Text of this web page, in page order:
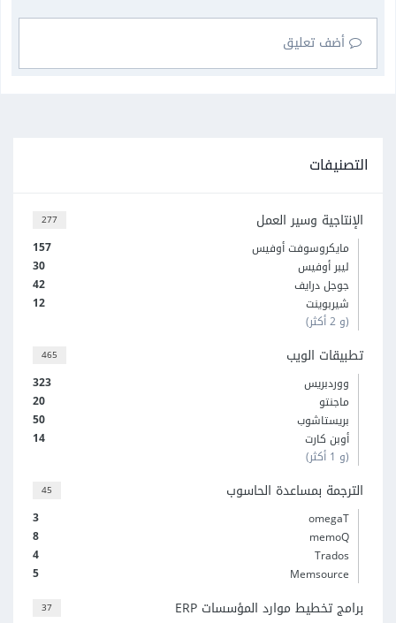
أضف تعليق
التصنيفات
277 الإنتاجية وسير العمل
157
مايكروسوفت أوفيس
30
ليبر أوفيس
42
جوجل درايف
12
شيربوينت
(و 2 أكثر)
465 تطبيقات الويب
323
ووردبريس
20
ماجنتو
50
بريستاشوب
14
أوبن كارت
(و 1 أكثر)
45 الترجمة بمساعدة الحاسوب
3
omegaT
8
memoQ
4
Trados
5
Memsource
37 برامج تخطيط موارد المؤسسات ERP